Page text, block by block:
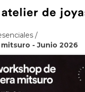
/
- Junio 2026